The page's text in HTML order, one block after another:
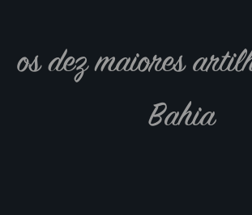
os dez maiores
Bahia